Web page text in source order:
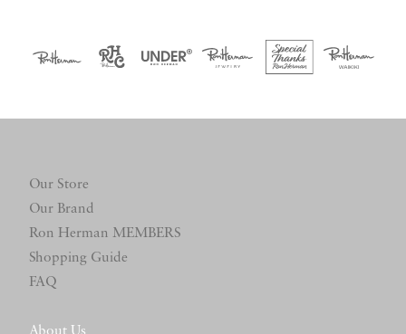
Our Store
Our Brand
Ron Herman MEMBERS
Shopping Guide
FAQ